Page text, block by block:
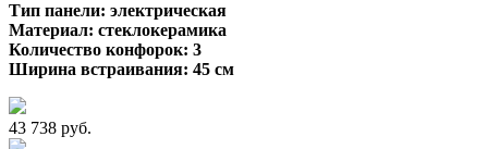
Тип панели: электрическая
Материал: стеклокерамика
Количество конфорок: 3
Ширина встраивания: 45 см
43 738 руб.